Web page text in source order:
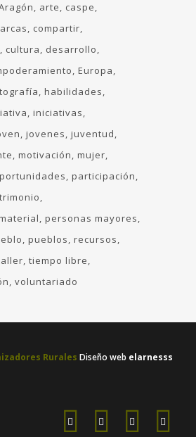
arte
caspe
compartir
cultura
desarrollo
Europa
habilidades
iniciativas
jovenes juventud
motivación mujer
participación
personas mayores
pueblos recursos
tiempo libre
voluntariado
Rurales Diseño web elarnesss